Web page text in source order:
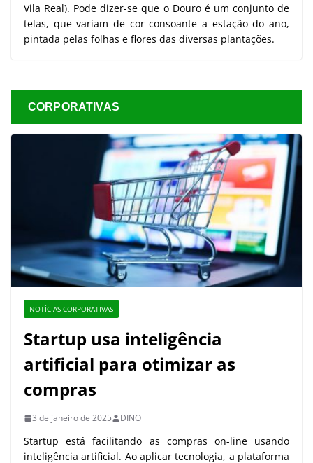
Vila Real). Pode dizer-se que o Douro é um conjunto de
telas, que variam de cor consoante a estação do ano,
pintada pelas folhas e flores das diversas plantações.
CORPORATIVAS
NOTÍCIAS CORPORATIVAS
Startup usa inteligência
artificial para otimizar as
compras
3 de janeiro de 2025 DINO
Startup está facilitando as compras on-line usando
inteligência artificial. Ao aplicar tecnologia, a plataforma